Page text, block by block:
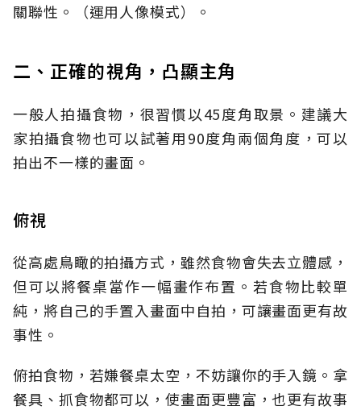
關聯性。（運用人像模式）。
二、正確的視角，凸顯主角
一般人拍攝食物，很習慣以45度角取景。建議大
家拍攝食物也可以試著用90度角兩個角度，可以
拍出不一樣的畫面。
俯視
從高處鳥瞰的拍攝方式，雖然食物會失去立體感，
但可以將餐桌當作一幅畫作布置。若食物比較單
純，將自己的手置入畫面中自拍，可讓畫面更有故
事性。
俯拍食物，若嫌餐桌太空，不妨讓你的手入鏡。拿
餐具、抓食物都可以，使畫面更豐富，也更有故事